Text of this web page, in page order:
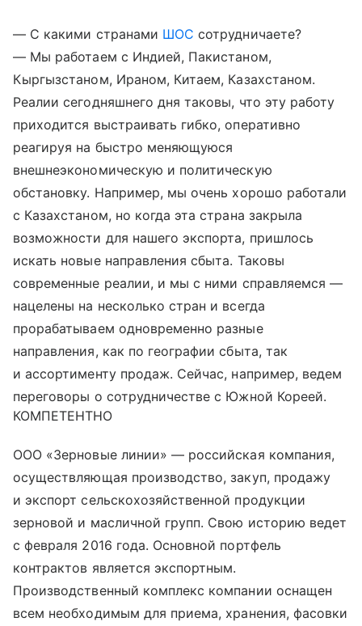
— С какими странами ШОС сотрудничаете?
— Мы работаем с Индией, Пакистаном,
Кыргызстаном, Ираном, Китаем, Казахстаном.
Реалии сегодняшнего дня таковы, что эту работу
приходится выстраивать гибко, оперативно
реагируя на быстро меняющуюся
внешнеэкономическую и политическую
обстановку. Например, мы очень хорошо работали
с Казахстаном, но когда эта страна закрыла
возможности для нашего экспорта, пришлось
искать новые направления сбыта. Таковы
современные реалии, и мы с ними справляемся —
нацелены на несколько стран и всегда
прорабатываем одновременно разные
направления, как по географии сбыта, так
и ассортименту продаж. Сейчас, например, ведем
переговоры о сотрудничестве с Южной Кореей.
КОМПЕТЕНТНО
ООО «Зерновые линии» — российская компания,
осуществляющая производство, закуп, продажу
и экспорт сельскохозяйственной продукции
зерновой и масличной групп. Свою историю ведет
с февраля 2016 года. Основной портфель
контрактов является экспортным.
Производственный комплекс компании оснащен
всем необходимым для приема, хранения, фасовки